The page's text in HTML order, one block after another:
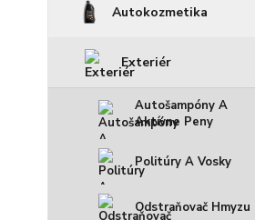
Autokozmetika
Exteriér
Autošampóny A
Aktívne Peny
Politúry A Vosky
Odstraňovač Hmyzu